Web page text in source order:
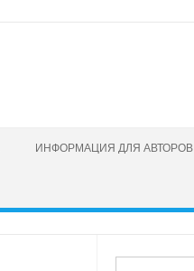
ИНФОРМАЦИЯ ДЛЯ АВТОРОВ